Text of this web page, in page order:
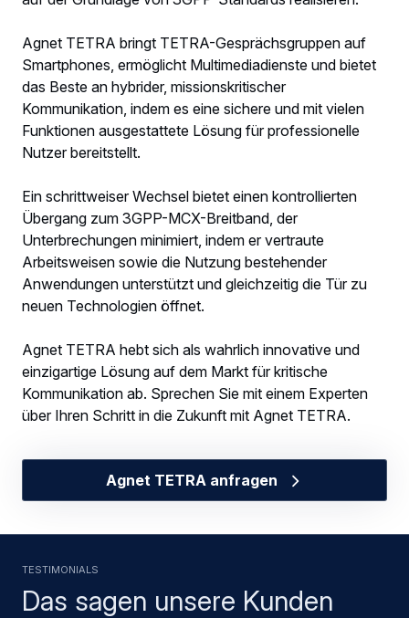
Agnet TETRA bringt TETRA-Gesprächsgruppen auf
Smartphones, ermöglicht Multimediadienste und bietet
das Beste an hybrider, missionskritischer
Kommunikation, indem es eine sichere und mit vielen
Funktionen ausgestattete Lösung für professionelle
Nutzer bereitstellt.
Ein schrittweiser Wechsel bietet einen kontrollierten
Übergang zum 3GPP-MCX-Breitband, der
Unterbrechungen minimiert, indem er vertraute
Arbeitsweisen sowie die Nutzung bestehender
Anwendungen unterstützt und gleichzeitig die Tür zu
neuen Technologien öffnet.
Agnet TETRA hebt sich als wahrlich innovative und
einzigartige Lösung auf dem Markt für kritische
Kommunikation ab. Sprechen Sie mit einem Experten
über Ihren Schritt in die Zukunft mit Agnet TETRA.
Agnet TETRA anfragen
Das sagen unsere Kunden
TESTIMONIALS